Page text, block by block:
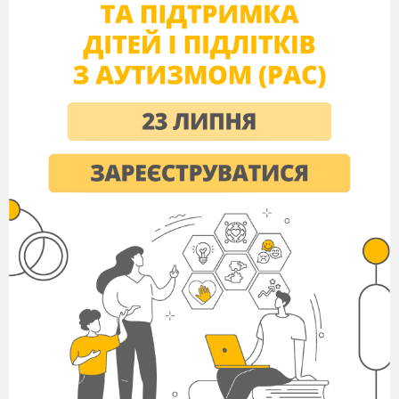
He has got a ball
And she has got a doll.
Основна частина уроку.
1. Ознайомлення з новими ЛО та структурою
Yes, it is” та практикувати їх
вживання у мовленні.
Flashcards. Look on the flashcards and repeat
after me the words.
б)Game “ Read my lips”.
в)Game “ What is missing?” ( “Is this a …? Yes, it
Game “ A Toy Box”. Look here. What is this? I
want to put different toys into a toy box. I put a
ball……T – P1 – P2 – P3…